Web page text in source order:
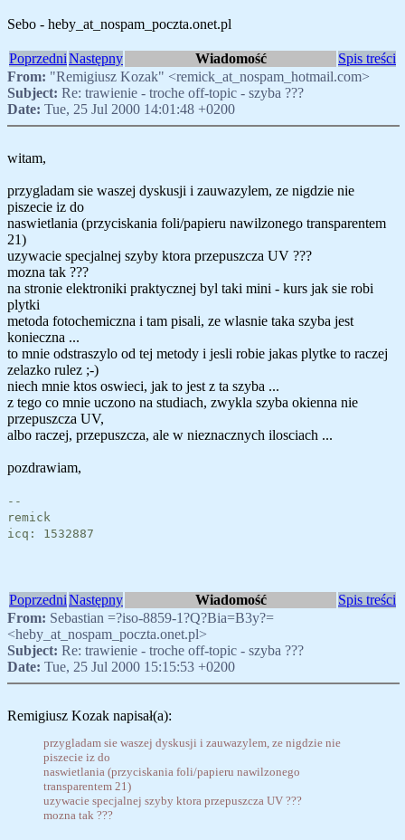
Sebo - heby_at_nospam_poczta.onet.pl
PoprzedniNastępny Wiadomość
Spis treści
From: "Remigiusz Kozak" <remick_at_nospam_hotmail.com>
Subject: Re: trawienie - troche off-topic - szyba ???
Date: Tue, 25 Jul 2000 14:01:48 +0200
witam,
przygladam sie waszej dyskusji i zauwazylem, ze nigdzie nie
piszecie iz do
naswietlania (przyciskania foli/papieru nawilzonego transparentem
21)
uzywacie specjalnej szyby ktora przepuszcza UV ???
mozna tak ???
na stronie elektroniki praktycznej byl taki mini - kurs jak sie robi
plytki
metoda fotochemiczna i tam pisali, ze wlasnie taka szyba jest
konieczna ...
to mnie odstraszylo od tej metody i jesli robie jakas plytke to raczej
zelazko rulez ;-)
niech mnie ktos oswieci, jak to jest z ta szyba ...
z tego co mnie uczono na studiach, zwykla szyba okienna nie
przepuszcza UV,
albo raczej, przepuszcza, ale w nieznacznych ilosciach ...
pozdrawiam,
--
remick
icq: 1532887
PoprzedniNastępny Wiadomość
Spis treści
From: Sebastian =?iso-8859-1?Q?Bia=B3y?=
<heby_at_nospam_poczta.onet.pl>
Subject: Re: trawienie - troche off-topic - szyba ???
Date: Tue, 25 Jul 2000 15:15:53 +0200
Remigiusz Kozak napisał(a):
przygladam sie waszej dyskusji i zauwazylem, ze nigdzie nie
piszecie iz do
naswietlania (przyciskania foli/papieru nawilzonego
transparentem 21)
uzywacie specjalnej szyby ktora przepuszcza UV ???
mozna tak ???